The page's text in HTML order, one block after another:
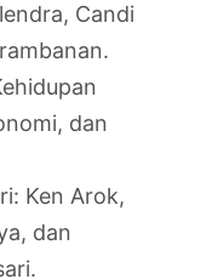
Candi
dan
Ken Arok,
dan